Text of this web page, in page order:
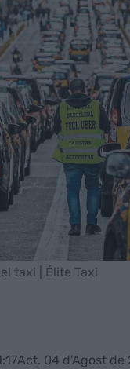
taxi | Élite Taxi
Act. 04 d'Agost de